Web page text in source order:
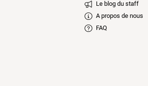
Le blog du staff
A propos de nous
FAQ